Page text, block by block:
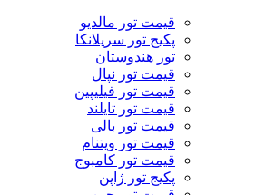
قیمت تور مالدیو
پکیج تور سریلانکا
تور هندوستان
قیمت تور نپال
قیمت تور فیلیپین
قیمت تور تایلند
قیمت تور بالی
قیمت تور ویتنام
قیمت تور کامبوج
پکیج تور ژاپن